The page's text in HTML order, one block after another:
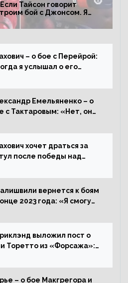
Тайсон говорит
бой с Джонсом. Я
драться с
– о бое с Перейрой:
я услышал о его
с ним»
Емельяненко – о
с Тактаровым: «Нет, он
хочет драться за
после победы над
пояс в Польшу»
вернется к боям
2023 года: «Я смогу
выложил пост о
Торетто из «Форсажа»:
этот отсталый
– о бое Макгрегора и